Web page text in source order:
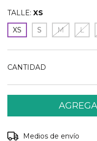
TALLE: XS
XS
S M L
CANTIDAD
Entregas para el CP:
Medios de envío